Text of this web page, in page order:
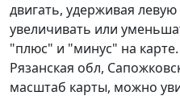
двигать, удерживая
увеличивать или
"плюс" и "минус" на
Рязанская обл,
масштаб карты, можно